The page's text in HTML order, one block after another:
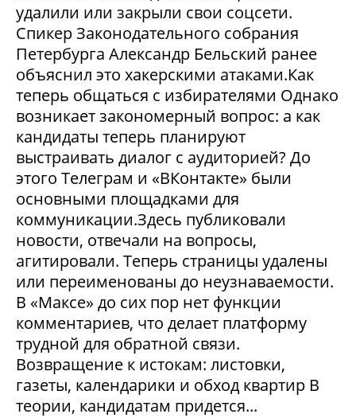
удалили или закрыли свои соцсети.
Спикер Законодательного собрания
Петербурга Александр Бельский ранее
объяснил это хакерскими атаками.Как
теперь общаться с избирателями Однако
возникает закономерный вопрос: а как
кандидаты теперь планируют
выстраивать диалог с аудиторией? До
этого Телеграм и «ВКонтакте» были
основными площадками для
коммуникации.Здесь публиковали
новости, отвечали на вопросы,
агитировали. Теперь страницы удалены
или переименованы до неузнаваемости.
В «Максе» до сих пор нет функции
комментариев, что делает платформу
трудной для обратной связи.
Возвращение к истокам: листовки,
газеты, календарики и обход квартир В
теории, кандидатам придется...